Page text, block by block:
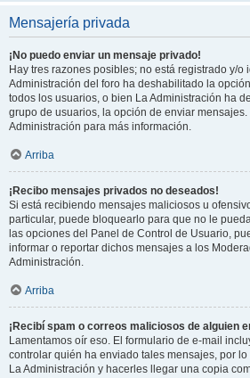
Mensajería privada
¡No puedo enviar un mensaje privado!
Hay tres razones posibles; no está registrado y/o
Administración del foro ha deshabilitado la
todos los usuarios, o bien La Administración ha
grupo de usuarios, la opción de enviar
Administración para más información.
Arriba
¡Recibo mensajes privados no deseados!
Si está recibiendo mensajes maliciosos u
particular, puede bloquearlo para que no le
las opciones del Panel de Control de Usuario,
informar o reportar dichos mensajes a los
Administración.
Arriba
¡Recibí spam o correos maliciosos de alguien
Lamentamos oír eso. El formulario de e-mail
controlar quién ha enviado tales mensajes, por
La Administración y hacerles llegar una copia